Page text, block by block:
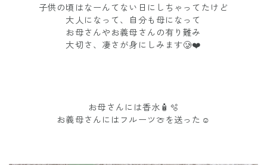
子供の頃はなーんてない日にしちゃってたけど
大人になって、自分も母になって
お母さんやお義母さんの有り難み
大切さ、凄さが身にしみます🥲❤️
お母さんには香水🧴🫧
お義母さんにはフルーツ🍈を送った☺️